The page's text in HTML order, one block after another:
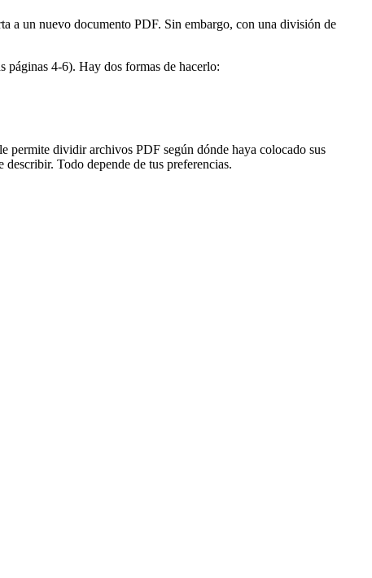
a un nuevo documento PDF. Sin embargo, con una división de
páginas 4-6). Hay dos formas de hacerlo:
permite dividir archivos PDF según dónde haya colocado sus
Todo depende de tus preferencias.